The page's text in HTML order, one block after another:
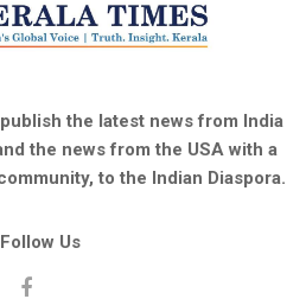
the latest news from India
the news from the USA with a
to the Indian Diaspora.
Follow Us